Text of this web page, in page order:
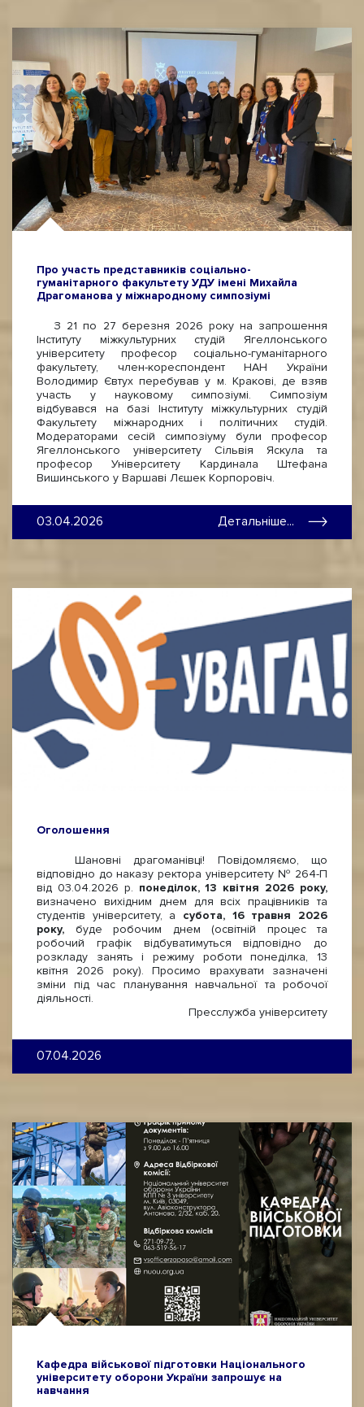
Про участь представників соціально-
гуманітарного факультету УДУ імені Михайла
Драгоманова у міжнародному симпозіумі
З 21 по 27 березня 2026 року на запрошення
Інституту міжкультурних студій Ягеллонського
університету професор соціально-гуманітарного
факультету, член-кореспондент НАН України
Володимир Євтух перебував у м. Кракові, де взяв
участь у науковому симпозіумі. Симпозіум
відбувався на базі Інституту міжкультурних студій
Факультету міжнародних і політичних студій.
Модераторами сесій симпозіуму були професор
Ягеллонського університету Сільвія Яскула та
професор Університету Кардинала Штефана
Вишинського у Варшаві Лєшек Корпоровіч.
03.04.2026 Детальніше...
Оголошення
Шановні драгоманівці! Повідомляємо, що
відповідно до наказу ректора університету № 264-П
від 03.04.2026 р. понеділок, 13 квітня 2026 року,
визначено вихідним днем для всіх працівників та
студентів університету, а субота, 16 травня 2026
року, буде робочим днем (освітній процес та
робочий графік відбуватимуться відповідно до
розкладу занять і режиму роботи понеділка, 13
квітня 2026 року). Просимо врахувати зазначені
зміни під час планування навчальної та робочої
діяльності.
Пресслужба університету
07.04.2026
Кафедра військової підготовки Національного
університету оборони України запрошує на
навчання